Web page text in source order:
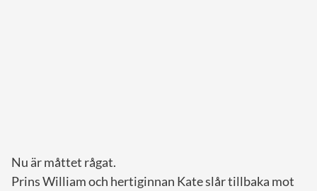
Nu är måttet rågat.
Prins William och hertiginnan Kate slår tillbaka mot